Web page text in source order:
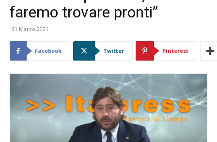
faremo trovare pronti”
31 Marzo 2021
Facebook Twitter Pinterest